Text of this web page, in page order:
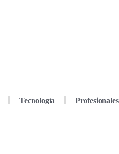
Tecnología Profesionales